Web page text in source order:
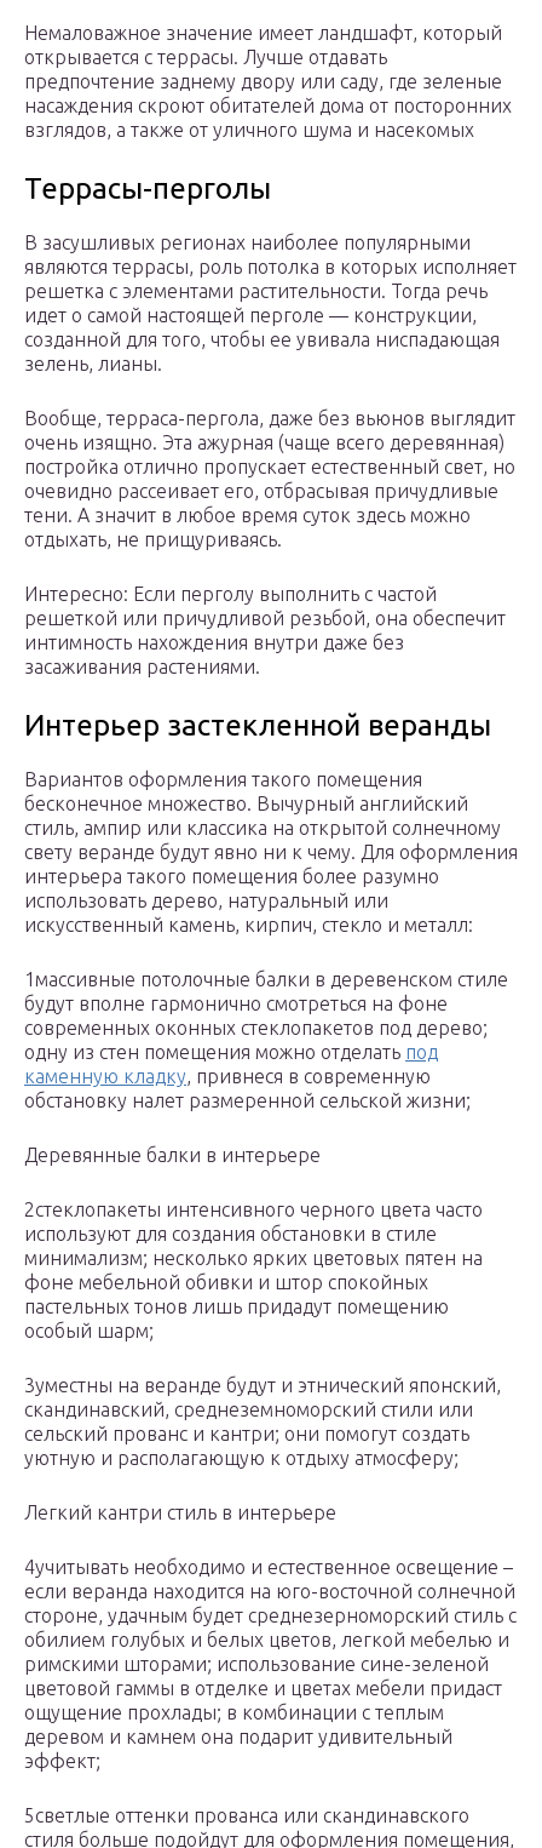
Немаловажное значение имеет ландшафт, который
открывается с террасы. Лучше отдавать
предпочтение заднему двору или саду, где зеленые
насаждения скроют обитателей дома от посторонних
взглядов, а также от уличного шума и насекомых
Террасы-перголы
В засушливых регионах наиболее популярными
являются террасы, роль потолка в которых исполняет
решетка с элементами растительности. Тогда речь
идет о самой настоящей перголе — конструкции,
созданной для того, чтобы ее увивала ниспадающая
зелень, лианы.
Вообще, терраса-пергола, даже без вьюнов выглядит
очень изящно. Эта ажурная (чаще всего деревянная)
постройка отлично пропускает естественный свет, но
очевидно рассеивает его, отбрасывая причудливые
тени. А значит в любое время суток здесь можно
отдыхать, не прищуриваясь.
Интересно: Если перголу выполнить с частой
решеткой или причудливой резьбой, она обеспечит
интимность нахождения внутри даже без
засаживания растениями.
Интерьер застекленной веранды
Вариантов оформления такого помещения
бесконечное множество. Вычурный английский
стиль, ампир или классика на открытой солнечному
свету веранде будут явно ни к чему. Для оформления
интерьера такого помещения более разумно
использовать дерево, натуральный или
искусственный камень, кирпич, стекло и металл:
1массивные потолочные балки в деревенском стиле
будут вполне гармонично смотреться на фоне
современных оконных стеклопакетов под дерево;
одну из стен помещения можно отделать под
каменную кладку, привнеся в современную
обстановку налет размеренной сельской жизни;
Деревянные балки в интерьере
2стеклопакеты интенсивного черного цвета часто
используют для создания обстановки в стиле
минимализм; несколько ярких цветовых пятен на
фоне мебельной обивки и штор спокойных
пастельных тонов лишь придадут помещению
особый шарм;
3уместны на веранде будут и этнический японский,
скандинавский, среднеземноморский стили или
сельский прованс и кантри; они помогут создать
уютную и располагающую к отдыху атмосферу;
Легкий кантри стиль в интерьере
4учитывать необходимо и естественное освещение –
если веранда находится на юго-восточной солнечной
стороне, удачным будет среднезерноморский стиль с
обилием голубых и белых цветов, легкой мебелью и
римскими шторами; использование сине-зеленой
цветовой гаммы в отделке и цветах мебели придаст
ощущение прохлады; в комбинации с теплым
деревом и камнем она подарит удивительный
эффект;
5светлые оттенки прованса или скандинавского
стиля больше подойдут для оформления помещения,